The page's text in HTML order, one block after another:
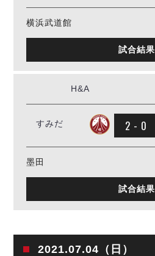
横浜武道館
試合結果
H&A
すみだ 2 - 0
墨田
試合結果
2021.07.04（日）